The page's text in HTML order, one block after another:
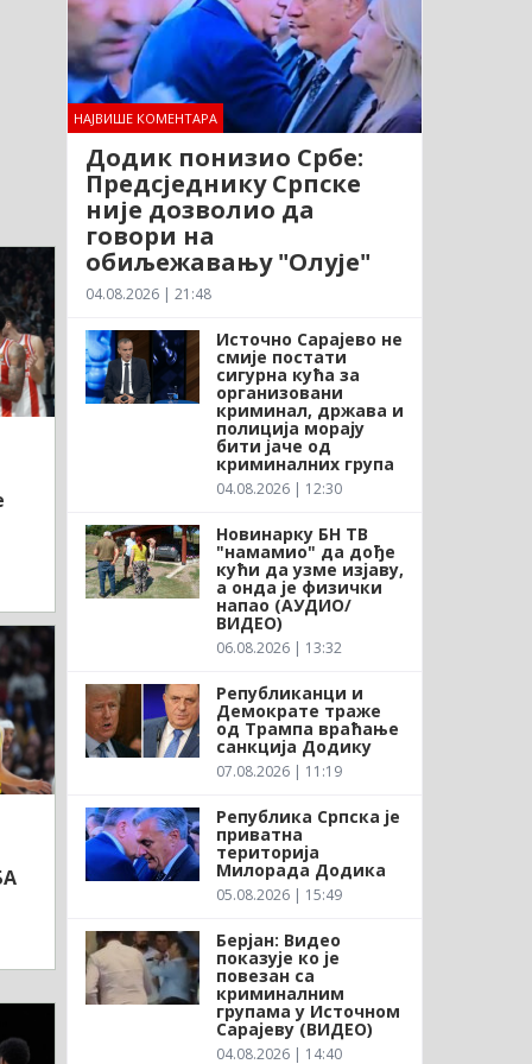
НАЈВИШЕ КОМЕНТАРА
Додик понизио Србе:
Предсједнику Српске
није дозволио да
говори на
обиљежавању "Олује"
04.08.2026 | 21:48
Источно Сарајево не
смије постати
сигурна кућа за
организовани
криминал, држава и
полиција морају
бити јаче од
криминалних група
04.08.2026 | 12:30
Новинарку БН ТВ
"намамио" да дође
кући да узме изјаву,
а онда је физички
напао (АУДИО/
ВИДЕО)
06.08.2026 | 13:32
Републиканци и
Демократе траже
од Трампа враћање
санкција Додику
07.08.2026 | 11:19
Република Српска је
приватна
територија
Милорада Додика
05.08.2026 | 15:49
Берјан: Видео
показује ко је
повезан са
криминалним
групама у Источном
Сарајеву (ВИДЕО)
04.08.2026 | 14:40